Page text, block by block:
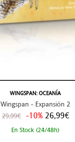
WINGSPAN: OCEANÍA
Wingspan - Expansión 2
29,99€ -10% 26,99€
En Stock (24/48h)